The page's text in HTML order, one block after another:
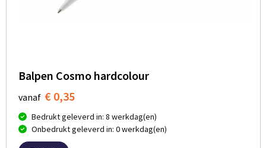
Balpen Cosmo hardcolour
vanaf € 0,35
Bedrukt geleverd in: 8 werkdag(en)
Onbedrukt geleverd in: 0 werkdag(en)